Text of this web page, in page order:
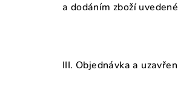
a dodáním zboží
III. Objednávka a